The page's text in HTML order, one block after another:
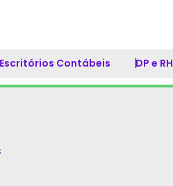
Escritórios Contábeis DP e RH